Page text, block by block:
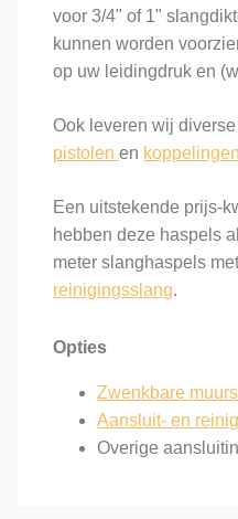
voor 3/4" of 1"
kunnen worden
op uw leidingdruk en
Ook leveren wij
pistolen en koppelingen
Een uitstekende prijs-
hebben deze haspels
meter slanghaspels
reinigingsslang.
Opties
Zwenkbare
Aansluit- en
Overige